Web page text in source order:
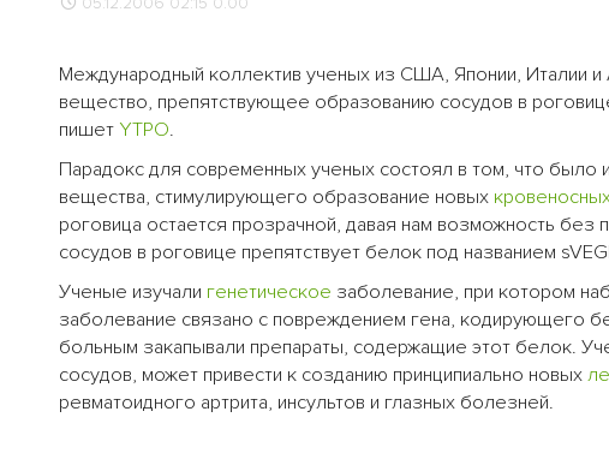
05.12.2006 02:15 0.00
Международный коллектив ученых из США, Японии, Италии
вещество, препятствующее образованию сосудов в
пишет YTPО.
Парадокс для современных ученых состоял в том, что было
вещества, стимулирующего образование новых
роговица остается прозрачной, давая нам возможность
сосудов в роговице препятствует белок под названием
Ученые изучали генетическое заболевание, при котором
заболевание связано с повреждением гена, кодирующего
больным закапывали препараты, содержащие этот белок.
сосудов, может привести к созданию принципиально новых
ревматоидного артрита, инсультов и глазных болезней.